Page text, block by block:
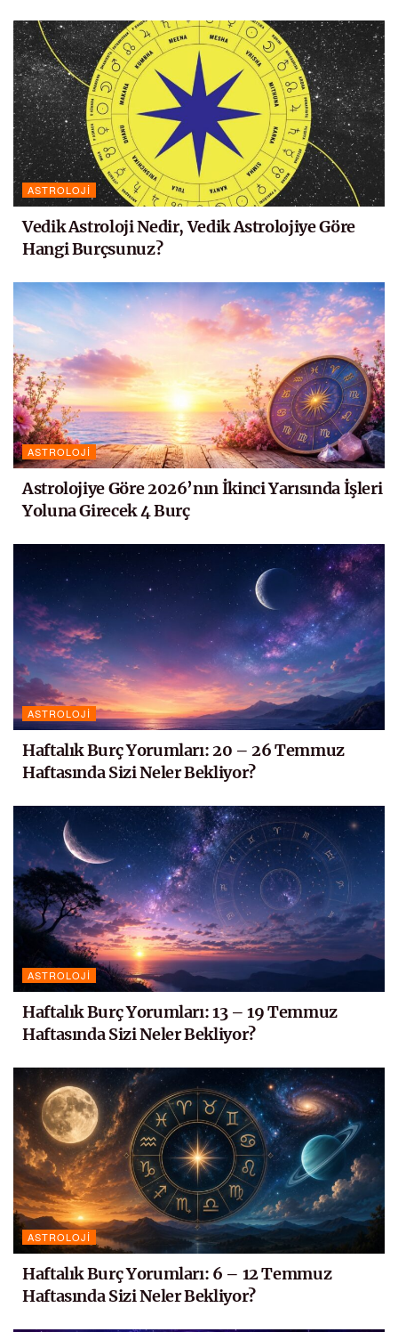
ASTROLOJI
Vedik Astroloji Nedir, Vedik Astrolojiye Göre
Hangi Burçsunuz?
ASTROLOJI
Astrolojiye Göre 2026’nın İkinci Yarısında İşleri
Yoluna Girecek 4 Burç
ASTROLOJI
Haftalık Burç Yorumları: 20 – 26 Temmuz
Haftasında Sizi Neler Bekliyor?
ASTROLOJI
Haftalık Burç Yorumları: 13 – 19 Temmuz
Haftasında Sizi Neler Bekliyor?
ASTROLOJI
Haftalık Burç Yorumları: 6 – 12 Temmuz
Haftasında Sizi Neler Bekliyor?